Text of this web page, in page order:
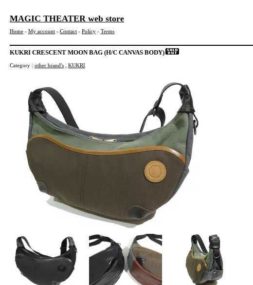
MAGIC THEATER web store
Home - My account - Contact - Policy - Terms
KUKRI CRESCENT MOON BAG (H/C CANVAS BODY)
Category : other brand's KUKRI